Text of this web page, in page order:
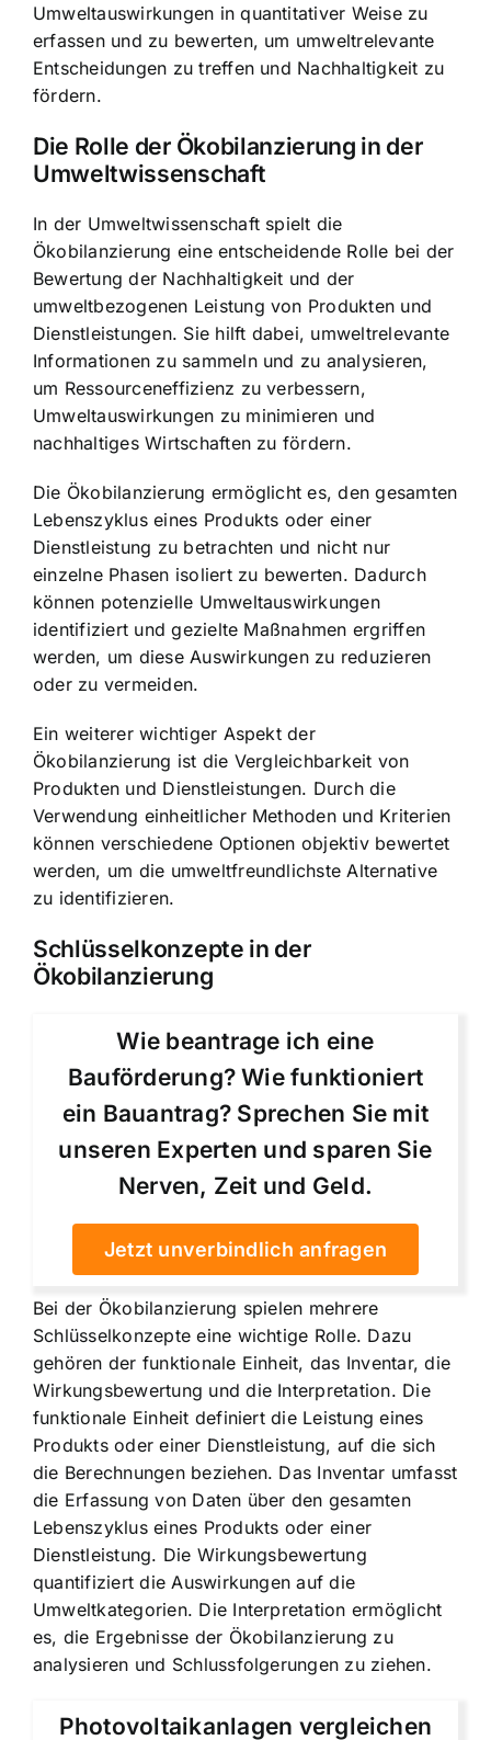
Umweltauswirkungen in quantitativer Weise zu
erfassen und zu bewerten, um umweltrelevante
Entscheidungen zu treffen und Nachhaltigkeit zu
fördern.
Die Rolle der Ökobilanzierung in der
Umweltwissenschaft
In der Umweltwissenschaft spielt die
Ökobilanzierung eine entscheidende Rolle bei der
Bewertung der Nachhaltigkeit und der
umweltbezogenen Leistung von Produkten und
Dienstleistungen. Sie hilft dabei, umweltrelevante
Informationen zu sammeln und zu analysieren,
um Ressourceneffizienz zu verbessern,
Umweltauswirkungen zu minimieren und
nachhaltiges Wirtschaften zu fördern.
Die Ökobilanzierung ermöglicht es, den gesamten
Lebenszyklus eines Produkts oder einer
Dienstleistung zu betrachten und nicht nur
einzelne Phasen isoliert zu bewerten. Dadurch
können potenzielle Umweltauswirkungen
identifiziert und gezielte Maßnahmen ergriffen
werden, um diese Auswirkungen zu reduzieren
oder zu vermeiden.
Ein weiterer wichtiger Aspekt der
Ökobilanzierung ist die Vergleichbarkeit von
Produkten und Dienstleistungen. Durch die
Verwendung einheitlicher Methoden und Kriterien
können verschiedene Optionen objektiv bewertet
werden, um die umweltfreundlichste Alternative
zu identifizieren.
Schlüsselkonzepte in der
Ökobilanzierung
Wie beantrage ich eine
Bauförderung? Wie funktioniert
ein Bauantrag? Sprechen Sie mit
unseren Experten und sparen Sie
Nerven, Zeit und Geld.
Jetzt unverbindlich anfragen
Bei der Ökobilanzierung spielen mehrere
Schlüsselkonzepte eine wichtige Rolle. Dazu
gehören der funktionale Einheit, das Inventar, die
Wirkungsbewertung und die Interpretation. Die
funktionale Einheit definiert die Leistung eines
Produkts oder einer Dienstleistung, auf die sich
die Berechnungen beziehen. Das Inventar umfasst
die Erfassung von Daten über den gesamten
Lebenszyklus eines Produkts oder einer
Dienstleistung. Die Wirkungsbewertung
quantifiziert die Auswirkungen auf die
Umweltkategorien. Die Interpretation ermöglicht
es, die Ergebnisse der Ökobilanzierung zu
analysieren und Schlussfolgerungen zu ziehen.
Photovoltaikanlagen vergleichen